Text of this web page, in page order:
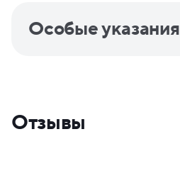
Особые указания
Отзывы